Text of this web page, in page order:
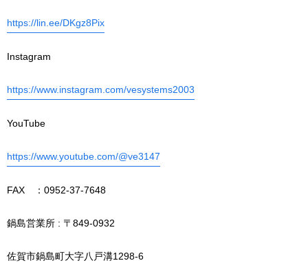
https://lin.ee/DKgz8Pix
Instagram
https://www.instagram.com/vesystems2003
YouTube
https://www.youtube.com/@ve3147
FAX ：0952-37-7648
鍋島営業所 : 〒849-0932
佐賀市鍋島町大字八戸溝1298-6